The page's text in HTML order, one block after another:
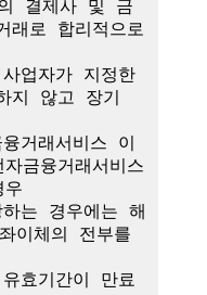
결제사 및 금
래로 합리적으로
업자가 지정한
지 않고 장기
거래서비스 이
금융거래서비스
는 경우에는 해
이체의 전부를
효기간이 만료